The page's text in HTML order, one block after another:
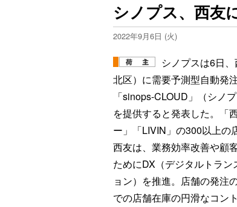
シノプス、西友
2022年9月6日 (火)
シノプスは6日
北区）に需要予測型自動発
「sinops-CLOUD」（シノ
を提供すると発表した。「
ー」「LIVIN」の300以上の
西友は、業務効率改善や顧
ためにDX（デジタルトラン
ョン）を推進。店舗の発注
での店舗在庫の円滑なコン